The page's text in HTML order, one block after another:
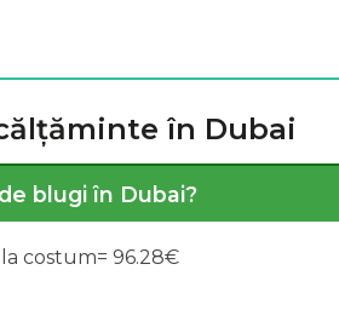
în Dubai
blugi în Dubai?
costum= 96.28€